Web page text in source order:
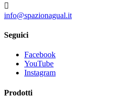

info@spazionagual.it
Seguici
Facebook
YouTube
Instagram
Prodotti